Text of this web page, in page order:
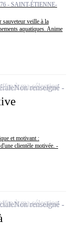
76 - SAINT-ÉTIENNE-
sauveteur veille à la
aquatiques. Anime
et motivant :
clientèle motivée. -
Non renseigné
à ma sélection
Non renseigné
à ma sélection